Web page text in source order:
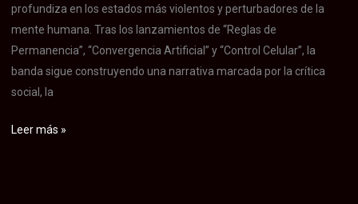
resiliencia
humana
profundiza en los estados más violentos y perturbadores de la
mente humana. Tras los lanzamientos de “Reglas de
Permanencia”, “Convergencia Artificial” y “Control Celular”, la
banda sigue construyendo una narrativa marcada por la crítica
social, la
La
Leer más »